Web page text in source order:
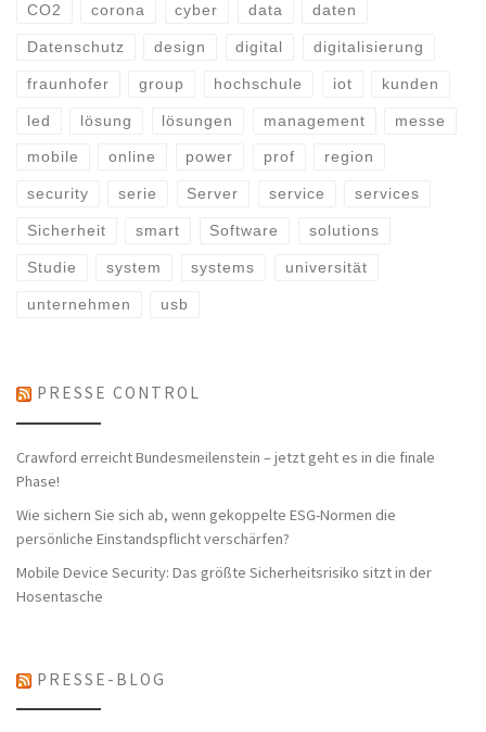
CO2 corona cyber data daten
Datenschutz design digital digitalisierung
fraunhofer group hochschule iot kunden
led lösung lösungen management messe
mobile online power prof region
security serie Server service services
Sicherheit smart Software solutions
Studie system systems universität
unternehmen usb
PRESSE CONTROL
Crawford erreicht Bundesmeilenstein – jetzt geht es in die finale
Phase!
Wie sichern Sie sich ab, wenn gekoppelte ESG-Normen die
persönliche Einstandspflicht verschärfen?
Mobile Device Security: Das größte Sicherheitsrisiko sitzt in der
Hosentasche
PRESSE-BLOG